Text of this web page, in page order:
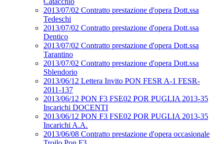
2013/07/02 Contratto prestazione d'opera Dott.ssa
Tedeschi
2013/07/02 Contratto prestazione d'opera Dott.ssa
Dentico
2013/07/02 Contratto prestazione d'opera Dott.ssa
Tarantino
2013/07/02 Contratto prestazione d'opera Dott.ssa
Sblendorio
2013/06/12 Lettera Invito PON FESR A-1 FESR-
2011-137
2013/06/12 PON F3 FSE02 POR PUGLIA 2013-35
Incarichi DOCENTI
2013/06/12 PON F3 FSE02 POR PUGLIA 2013-35
Incarichi A.A.
2013/06/08 Contratto prestazione d'opera occasionale